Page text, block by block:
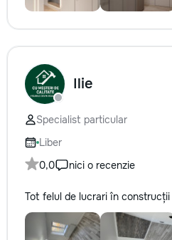
Ilie
Specialist particular
Liber
0,0
nici o recenzie
Tot felul de lucrari în construcții